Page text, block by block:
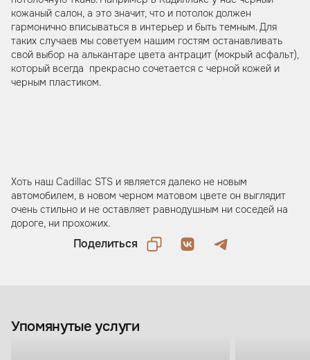
кожаный салон, а это значит, что и потолок должен
гармонично вписываться в интерьер и быть темным. Для
таких случаев мы советуем нашим гостям останавливать
свой выбор на алькантаре цвета антрацит (мокрый асфальт),
который всегда прекрасно сочетается с черной кожей и
черным пластиком.
Хоть наш Cadillac STS и является далеко не новым
автомобилем, в новом черном матовом цвете он выглядит
очень стильно и не оставляет равнодушным ни соседей на
дороге, ни прохожих.
Поделиться
Упомянутые услуги